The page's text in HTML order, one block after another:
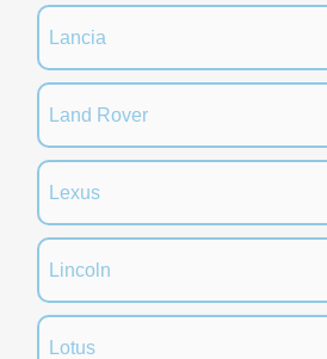
Lancia
Land Rover
Lexus
Lincoln
Lotus